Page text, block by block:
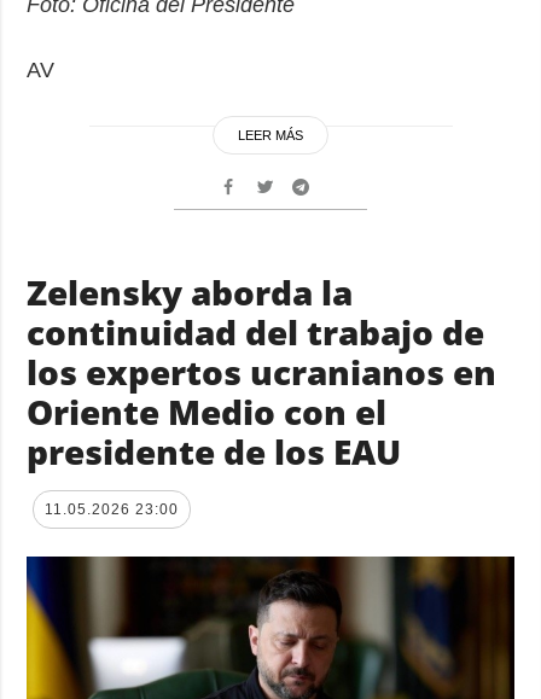
Foto: Oficina del Presidente
AV
LEER MÁS
Zelensky aborda la
continuidad del trabajo de
los expertos ucranianos en
Oriente Medio con el
presidente de los EAU
11.05.2026 23:00